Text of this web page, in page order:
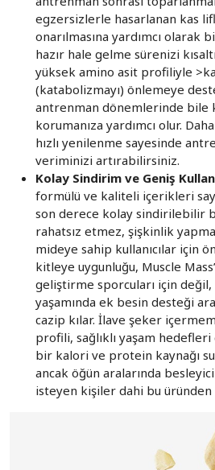
egzersizlerle hasarlanan kas
onarılmasına yardımcı olarak
hazır hale gelme sürenizi
yüksek amino asit profiliyle >kas
(katabolizmayı) önlemeye
antrenman dönemlerinde bile
korumanıza yardımcı olur.
hızlı yenilenme sayesinde
veriminizi artırabilirsiniz.
Kolay Sindirim ve Geniş
formülü ve kaliteli içerikleri
son derece kolay sindirilebilir
rahatsız etmez, şişkinlik
mideye sahip kullanıcılar için
kitleye uygunluğu, Muscle
geliştirme sporcuları için değil,
yaşamında ek besin desteği
cazip kılar. İlave şeker
profili, sağlıklı yaşam
bir kalori ve protein kaynağı
ancak öğün aralarında
isteyen kişiler dahi bu üründen